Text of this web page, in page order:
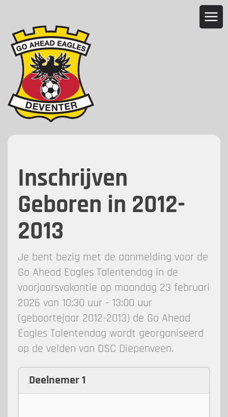
Inschrijven
Geboren in 2012-
2013
Je bent bezig met de aanmelding voor de
Go Ahead Eagles Talentendag in de
voorjaarsvakantie op maandag 23 februari
2026 van 10:30 uur - 13:00 uur
(geboortejaar 2012-2013) de Go Ahead
Eagles Talentendag wordt georganiseerd
op de velden van DSC Diepenveen.
Deelnemer 1